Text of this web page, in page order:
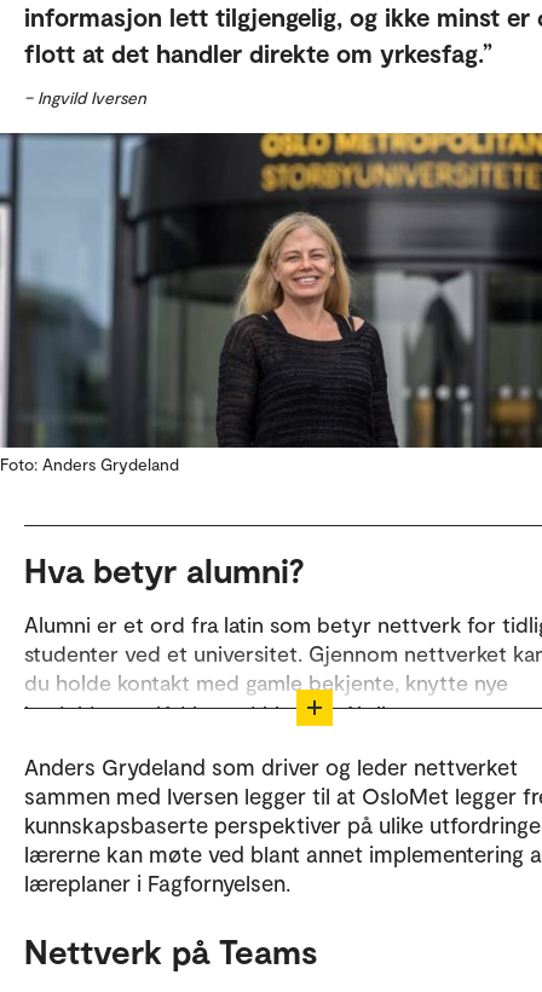
informasjon lett tilgjengelig, og ikke minst er
flott at det handler direkte om yrkesfag.
– Ingvild Iversen
Foto: Anders Grydeland
Hva betyr alumni?
Alumni er et ord fra latin som betyr nettverk for
studenter ved et universitet. Gjennom nettverket
du holde kontakt med gamle bekjente, knytte nye
kontakter og få tilgang til faglig påfyll.
Om alumni på OsloMet
Anders Grydeland som driver og leder nettverket
sammen med Iversen legger til at OsloMet legger
kunnskapsbaserte perspektiver på ulike
lærerne kan møte ved blant annet implementering
læreplaner i Fagfornyelsen.
Nettverk på Teams